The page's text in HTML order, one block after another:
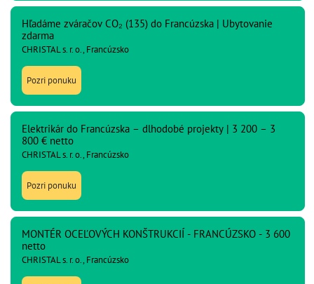
Hľadáme zváračov CO₂ (135) do Francúzska | Ubytovanie
zdarma
CHRISTAL s. r. o., Francúzsko
Pozri ponuku
Elektrikár do Francúzska – dlhodobé projekty | 3 200 – 3
800 € netto
CHRISTAL s. r. o., Francúzsko
Pozri ponuku
MONTÉR OCEĽOVÝCH KONŠTRUKCIÍ - FRANCÚZSKO - 3 600
netto
CHRISTAL s. r. o., Francúzsko